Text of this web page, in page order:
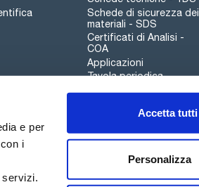
e per
i
servizi.
Accetta tutti
Personalizza
Schede di sicurezza dei
materiali - SDS
Certificati di Analisi -
COA
Applicazioni
Tavola periodica
Canale di segnalazioni
Sostenibilità